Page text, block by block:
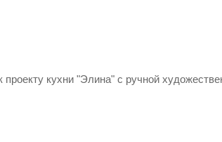
кухни "Элина" с ручной